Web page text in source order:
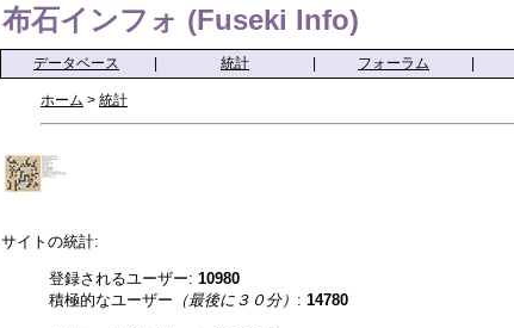
布石インフォ (Fuseki Info)
データベース 統計 フォーラム
ホーム > 統計
サイトの統計:
登録されるユーザー: 10980
積極的なユーザー （最後に３０分） : 14780